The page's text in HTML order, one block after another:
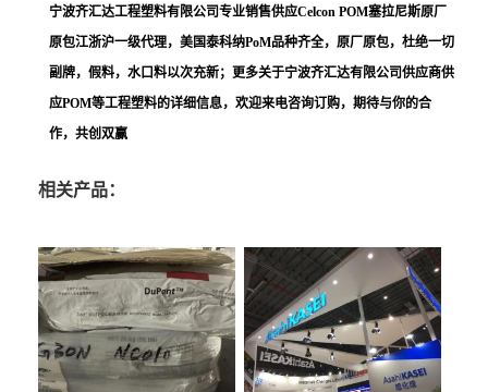
宁波齐汇达工程塑料有限公司专业销售供应Celcon POM塞拉尼斯原厂
原包江浙沪一级代理，美国泰科纳PoM品种齐全，原厂原包，杜绝一切
副牌，假料，水口料以次充新；更多关于宁波齐汇达有限公司供应商供
应POM等工程塑料的详细信息，欢迎来电咨询订购，期待与你的合
作，共创双赢
相关产品：